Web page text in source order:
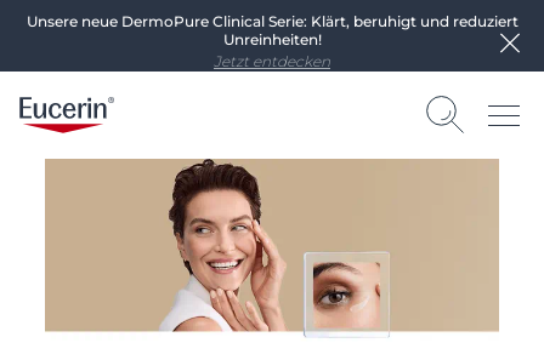
Unsere neue DermoPure Clinical Serie: Klärt, beruhigt und reduziert
Unreinheiten!
Jetzt entdecken